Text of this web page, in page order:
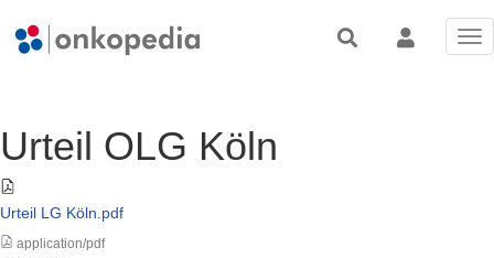
Urteil OLG Köln
Urteil LG Köln.pdf
application/pdf